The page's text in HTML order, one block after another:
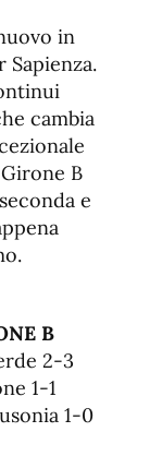
in
Sapienza.
cambia
B
e
B
2-3
1-1
1-0